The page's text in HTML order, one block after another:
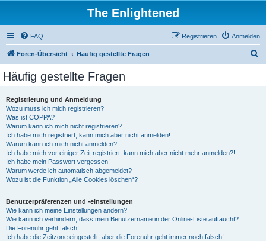
The Enlightened
FAQ Anmelden
Registrieren
Foren-Übersicht Häufig gestellte Fragen
Häufig gestellte Fragen
Registrierung und Anmeldung
Wozu muss ich mich registrieren?
Was ist COPPA?
Warum kann ich mich nicht registrieren?
Ich habe mich registriert, kann mich aber nicht anmelden!
Warum kann ich mich nicht anmelden?
Ich habe mich vor einiger Zeit registriert, kann mich aber nicht mehr anmelden?!
Ich habe mein Passwort vergessen!
Warum werde ich automatisch abgemeldet?
Wozu ist die Funktion „Alle Cookies löschen“?
Benutzerpräferenzen und -einstellungen
Wie kann ich meine Einstellungen ändern?
Wie kann ich verhindern, dass mein Benutzername in der Online-Liste auftaucht?
Die Forenuhr geht falsch!
Ich habe die Zeitzone eingestellt, aber die Forenuhr geht immer noch falsch!